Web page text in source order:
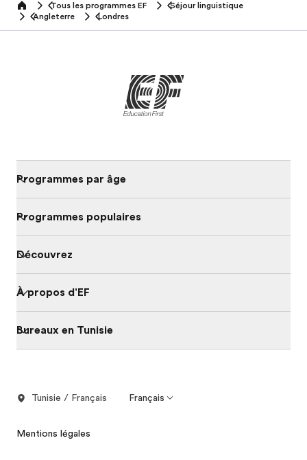
home Tous les programmes EF
Séjour linguistique
Angleterre
Londres
Programmes par âge
Programmes populaires
Découvrez
À propos d'EF
Bureaux en Tunisie
Tunisie / Français Français
Mentions légales